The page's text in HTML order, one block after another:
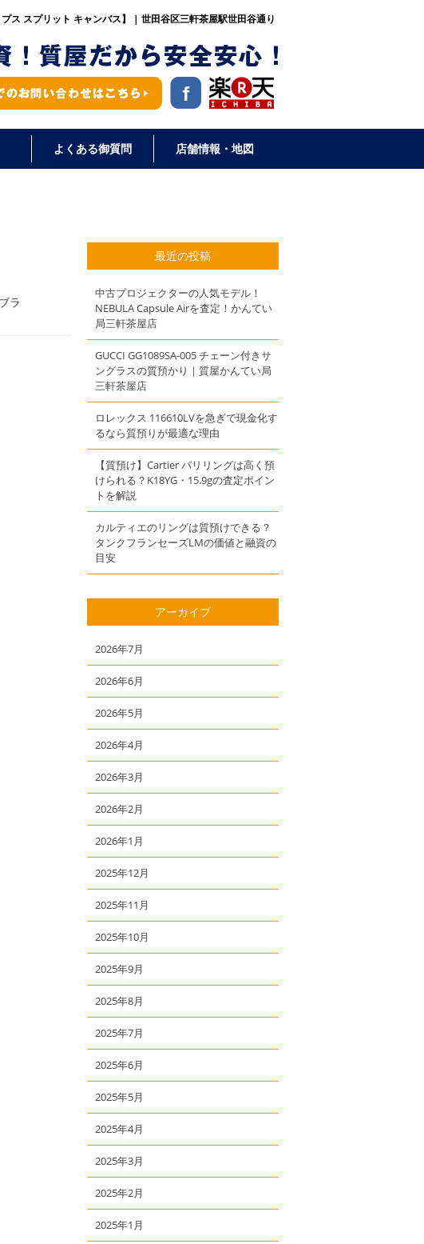
スプリット キャンバス】 | 世田谷区三軒茶屋駅世田谷通り
よくある御質問 店舗情報・地図
ラ
最近の投稿
中古プロジェクターの人気モデル！
NEBULA Capsule Airを査定！かんてい
局三軒茶屋店
GUCCI GG1089SA-005 チェーン付きサ
ングラスの質預かり｜質屋かんてい局
三軒茶屋店
ロレックス 116610LVを急ぎで現金化す
るなら質預りが最適な理由
【質預け】Cartier パリリングは高く預
けられる？K18YG・15.9gの査定ポイン
トを解説
カルティエのリングは質預けできる？
タンクフランセーズLMの価値と融資の
目安
アーカイブ
2026年7月
2026年6月
2026年5月
2026年4月
2026年3月
2026年2月
2026年1月
2025年12月
2025年11月
2025年10月
2025年9月
2025年8月
2025年7月
2025年6月
2025年5月
2025年4月
2025年3月
2025年2月
2025年1月